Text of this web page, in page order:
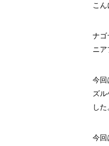
こん
ナゴ
ニア
今回
ズ
した
今回